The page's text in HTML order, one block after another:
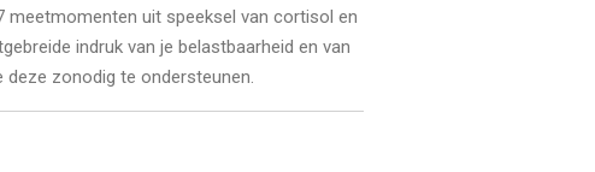
meetmomenten uit speeksel van cortisol en
indruk van je belastbaarheid en van
zonodig te ondersteunen.